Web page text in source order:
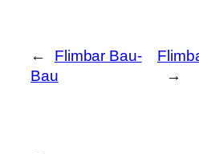
←
Flimbar Bau-
Bau
→